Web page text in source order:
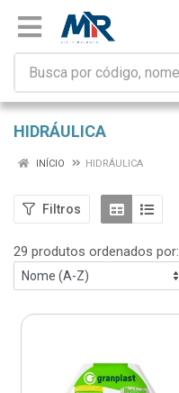
HIDRÁULICA
INÍCIO HIDRÁULICA
Filtros
29 produtos ordenados por: